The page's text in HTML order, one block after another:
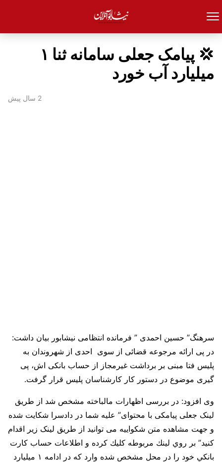
💢 پیامک جعلی سامانه ثنا ۱
میلیارد آب خورد
2 سال پیش
سرهنگ” حسین احمدی ” فرمانده انتظامی نیشابور بیان داشت:
در پی ارائه مرجوعه قضائی از سوی احدی از شهروندان به
پلیس فتا مبنی بر برداشت غیرمجاز از حساب بانکی اش، پی
گیری موضوع در دستور کار کارشناسان پلیس قرار گرفت.
وی افزود: در بررسی اظهارات مالباخته مشخص شد از طریق
لینک جعلی پیامکی با محتوای” علیه شما در دادسرا شکایت شده
و جهت مشاهده متن شکواییه می توانید از طریق لینک زیر اقدام
کنید” بر روي لينك مربوطه كليك کرده و اطلاعات حساب كارت
بانكي‌ خود را در محل مشخص شده وارد که در ادامه ۱ میلیارد